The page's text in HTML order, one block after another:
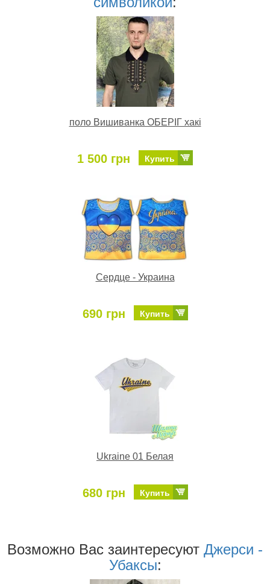
поло Вишиванка ОБЕРІГ хакі
1 500 грн Купить
Сердце - Украина
690 грн Купить
Ukraine 01 Белая
680 грн Купить
Возможно Ваc заинтересуют Джерси -
Убаксы: